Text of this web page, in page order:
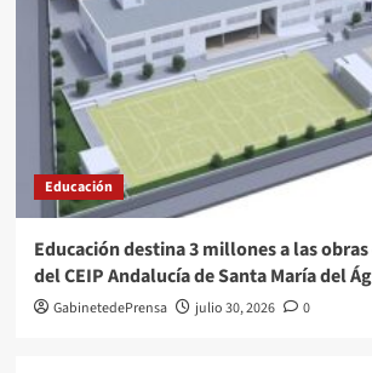
Educación
Educación destina 3 millones a las
del CEIP Andalucía de Santa María del
GabinetedePrensa julio 30, 2026 0